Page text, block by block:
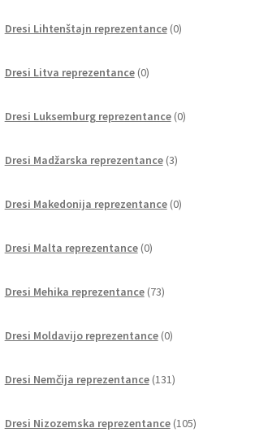
Dresi Lihtenštajn reprezentance 0izdelkov
Dresi Litva reprezentance 0izdelkov
Dresi Luksemburg reprezentance 0izdelkov
Dresi Madžarska reprezentance 3izdelki
Dresi Makedonija reprezentance 0izdelkov
Dresi Malta reprezentance 0izdelkov
Dresi Mehika reprezentance 73izdelkov
Dresi Moldavijo reprezentance 0izdelkov
Dresi Nemčija reprezentance 131izdelkov
Dresi Nizozemska reprezentance 105izdelkov